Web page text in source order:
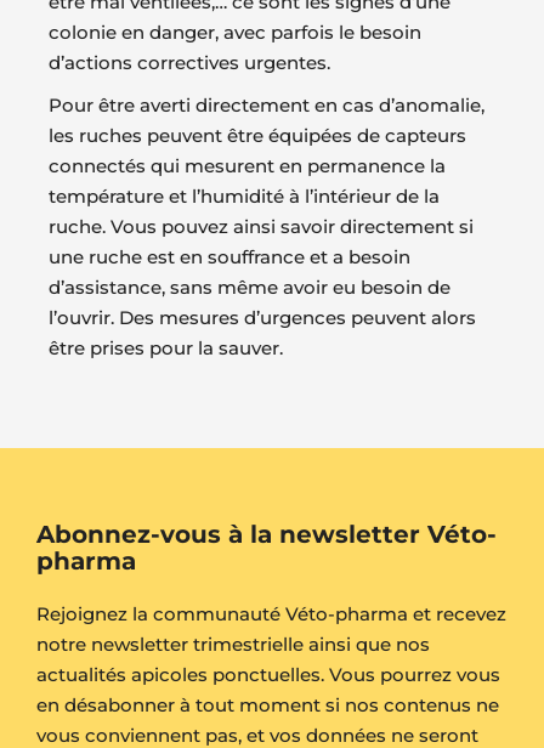
colonie en danger, avec parfois le besoin
d’actions correctives urgentes.
Pour être averti directement en cas d’anomalie,
les ruches peuvent être équipées de capteurs
connectés qui mesurent en permanence la
température et l’humidité à l’intérieur de la
ruche. Vous pouvez ainsi savoir directement si
une ruche est en souffrance et a besoin
d’assistance, sans même avoir eu besoin de
l’ouvrir. Des mesures d’urgences peuvent alors
être prises pour la sauver.
Abonnez-vous à la newsletter Véto-
pharma
Rejoignez la communauté Véto-pharma et recevez
notre newsletter trimestrielle ainsi que nos
actualités apicoles ponctuelles. Vous pourrez vous
en désabonner à tout moment si nos contenus ne
vous conviennent pas, et vos données ne seront